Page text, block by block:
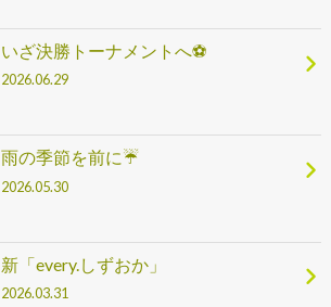
いざ決勝トーナメントへ⚽
2026.06.29
雨の季節を前に☔
2026.05.30
新「every.しずおか」
2026.03.31